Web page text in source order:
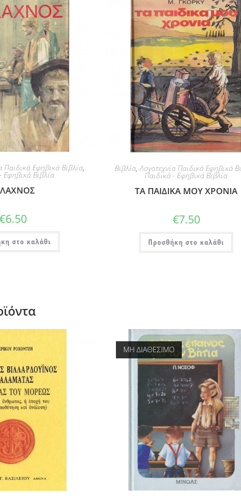
Παιδικά Εφηβικά Βιβλία,
Εφηβικά Βιβλία
€6.50
στο καλάθι
Βιβλία,Λογοτεχνία Παιδικά Εφηβικά
Παιδικά - Εφηβικά Βιβλία
ΤΑ ΠΑΙΔΙΚΑ ΜΟΥ ΧΡΟΝΙΑ
€7.50
Προσθήκη στο καλάθι
ΜΗ ΔΙΑΘΕΣΙΜΟ